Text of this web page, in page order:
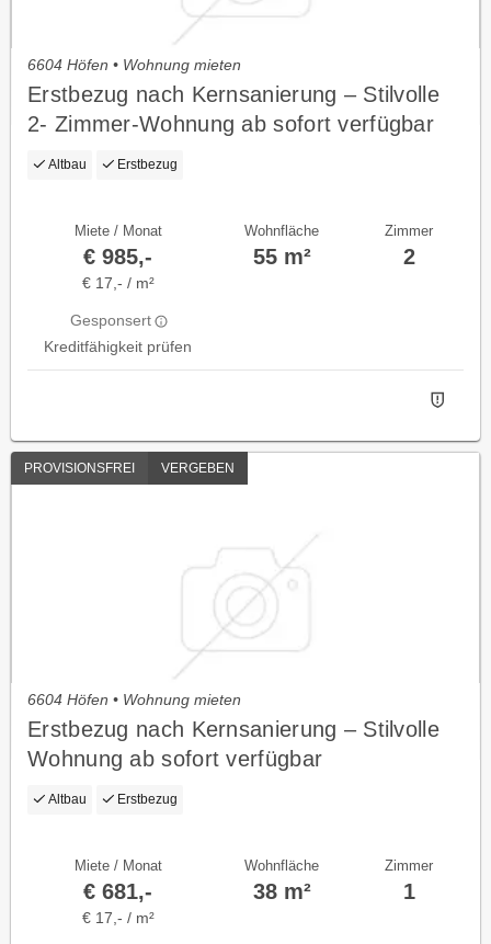
6604 Höfen • Wohnung mieten
Erstbezug nach Kernsanierung – Stilvolle
2- Zimmer-Wohnung ab sofort verfügbar
Altbau Erstbezug
Miete / Monat
€ 985,-
€ 17,- / m²
Gesponsert
Kreditfähigkeit prüfen
Wohnfläche
55 m²
Zimmer
2
PROVISIONSFREI VERGEBEN
6604 Höfen • Wohnung mieten
Erstbezug nach Kernsanierung – Stilvolle
Wohnung ab sofort verfügbar
Altbau Erstbezug
Miete / Monat
€ 681,-
€ 17,- / m²
Wohnfläche
38 m²
Zimmer
1